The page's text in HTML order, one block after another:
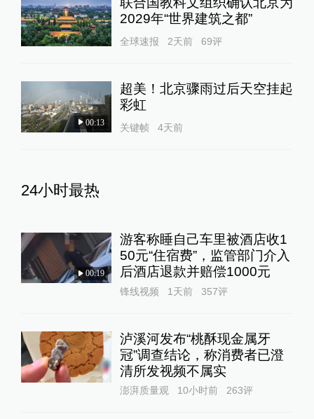
2029年“世界建筑之都”
全球速报 2天前 69评
00:13
超美！北京骤雨过后天空挂起
彩虹
关键帧 4天前
24小时最热
00:19
游客称睡自己车里被酒店收1
50元“住宿费”，监管部门介入
后酒店退款并赔偿1000元
锋线视频 1天前 357评
泸溪河发布“桃酥现金属牙
冠”调查结论，称消费者已澄
清所发视频不属实
澎湃质量观 10小时前 263评